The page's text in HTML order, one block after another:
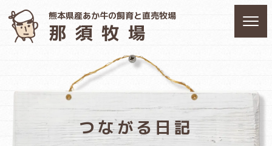
熊本県産あか牛の飼育と直売牧場
那須牧場
つながる日記